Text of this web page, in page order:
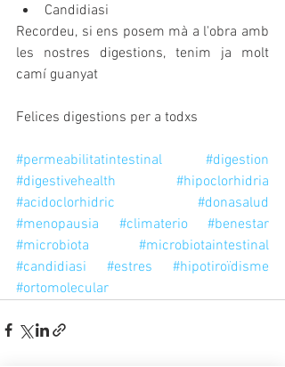
Candidiasi
Recordeu, si ens posem mà a l'obra amb
les nostres digestions, tenim ja molt
camí guanyat
Felices digestions per a todxs
#permeabilitatintestinal
#digestion
#digestivehealth
#hipoclorhidria
#acidoclorhidric
#donasalud
#menopausia
#climaterio
#benestar
#microbiota
#microbiotaintestinal
#candidiasi
#estres
#hipotiroïdisme
#ortomolecular